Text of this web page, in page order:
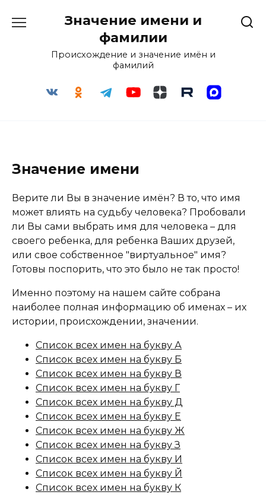
Значение имени и
фамилии
Происхождение и значение имён и
фамилий
Значение имени
Верите ли Вы в значение имён? В то, что имя
может влиять на судьбу человека? Пробовали
ли Вы сами выбрать имя для человека – для
своего ребенка, для ребенка Ваших друзей,
или свое собственное "виртуальное" имя?
Готовы поспорить, что это было не так просто!
Именно поэтому на нашем сайте собрана
наиболее полная информацию об именах – их
истории, происхождении, значении.
Список всех имен на букву А
Список всех имен на букву Б
Список всех имен на букву В
Список всех имен на букву Г
Список всех имен на букву Д
Список всех имен на букву Е
Список всех имен на букву Ж
Список всех имен на букву З
Список всех имен на букву И
Список всех имен на букву Й
Список всех имен на букву К